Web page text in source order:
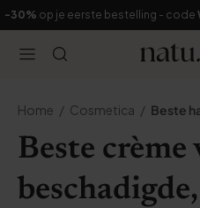
-30% op je eerste bestelling - code
Home Cosmetica Beste
Beste crème